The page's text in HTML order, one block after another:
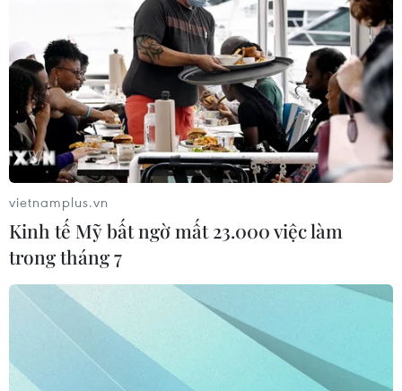
Những rào cản đối với sự phát triển kinh
tế kỹ thuật số
02/11/2020 03:58
ASEAN được dự báo sẽ trở thành nền kinh tế lớn thứ tư
thế giới vào năm 2030 và quá trình chuyển đổi này sẽ
được thúc đẩy nhờ lực lượng dân số trẻ ngày càng hiểu
biết về công nghệ và sự gia tăng vị thế
vietnamplus.vn
Kinh tế Mỹ bất ngờ mất 23.000 việc làm
trong tháng 7